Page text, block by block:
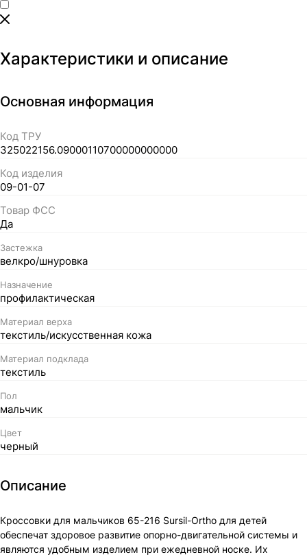
Характеристики и описание
Основная информация
Код ТРУ
325022156.09000110700000000000
Код изделия
09-01-07
Товар ФСС
Да
Застежка
велкро/шнуровка
Назначение
профилактическая
Материал верха
текстиль/искусственная кожа
Материал подклада
текстиль
Пол
мальчик
Цвет
черный
Описание
Кроссовки для мальчиков 65-216 Sursil-Ortho для детей
обеспечат здоровое развитие опорно-двигательной системы и
являются удобным изделием при ежедневной носке. Их